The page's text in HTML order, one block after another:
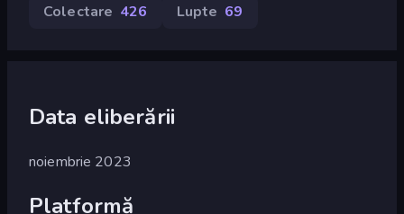
Colectare 426 Lupte 69
Data eliberării
noiembrie 2023
Platformă